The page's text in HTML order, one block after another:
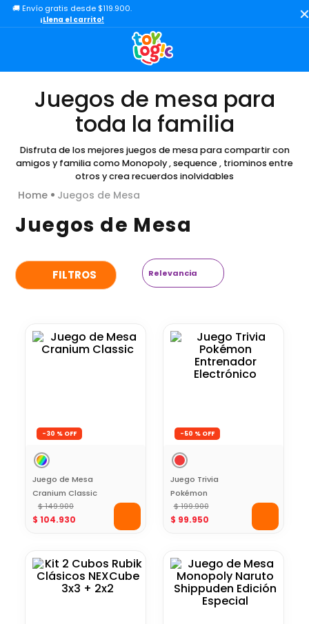
🚚 Envío gratis desde $119.900.
¡Llena el carrito!
Juegos de mesa para
toda la familia
Disfruta de los mejores juegos de mesa para compartir con
amigos y familia como Monopoly , sequence , triominos entre
otros y crea recuerdos inolvidables
Juegos de Mesa
Juegos de Mesa
FILTROS Relevancia
-30 %
Juego de Mesa
Cranium Classic
$ 149.900
$ 104.930
-50 %
Juego Trivia
Pokémon
Entrenador
Electrónico
$ 199.900
$ 99.950
TÉRMINOS MÁS BUSCADOS
minix figuras
carro control remoto
6.
peluche
9.
muñecas